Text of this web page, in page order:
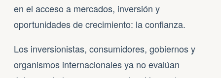
en el acceso a mercados, inversión y
oportunidades de crecimiento: la confianza.
Los inversionistas, consumidores, gobiernos y
organismos internacionales ya no evalúan